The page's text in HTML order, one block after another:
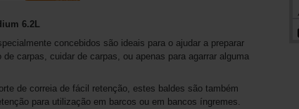
6.2L
concebidos são ideais para o ajudar a preparar
carpas, cuidar de carpas, ou apenas para agarrar alguma
de correia de fácil retenção, estes baldes são também
para utilização em barcos ou em bancos íngremes.